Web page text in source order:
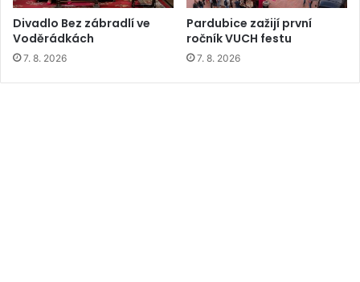
Divadlo Bez zábradlí ve
Voděrádkách
7. 8. 2026
Pardubice zažijí první
ročník VUCH festu
7. 8. 2026